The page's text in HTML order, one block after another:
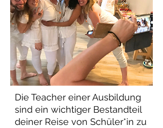
Die Teacher einer Ausbildung
sind ein wichtiger Bestandteil
deiner Reise von Schüler*in zu